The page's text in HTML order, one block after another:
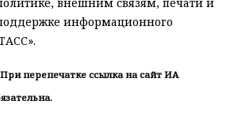
информационного
перепечатке ссылка на сайт ИА